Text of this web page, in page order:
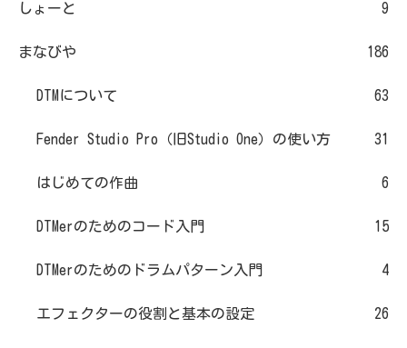
しょーと 9
まなびや 186
DTMについて 63
Fender Studio Pro（旧Studio One）の使い方 31
はじめての作曲 6
DTMerのためのコード入門 15
DTMerのためのドラムパターン入門 4
エフェクターの役割と基本の設定 26